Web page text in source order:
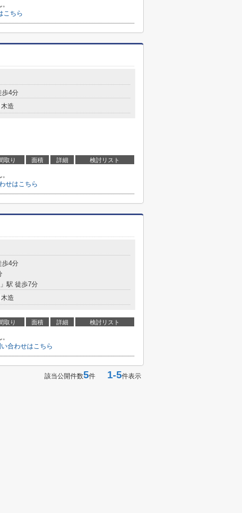
こちら
歩4分
木造
取り 面積 詳細 検討リスト
せはこちら
歩4分
」駅 徒歩7分
木造
取り 面積 詳細 検討リスト
合わせはこちら
該当公開件数5件 1-5件表示